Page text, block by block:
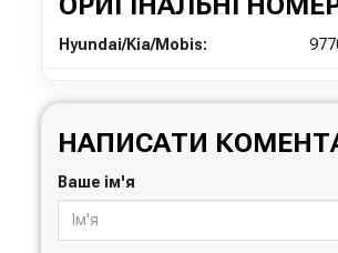
Hyundai/Kia/Mobis:
НАПИСАТИ
Ваше ім'я